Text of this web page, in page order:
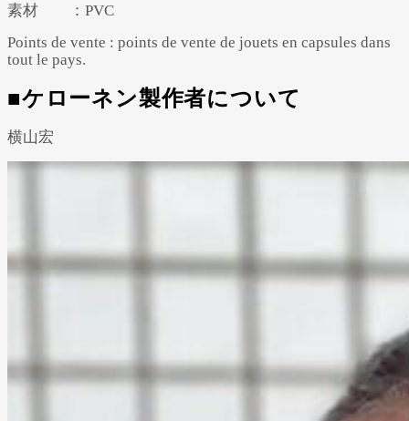
素材 ：PVC
Points de vente : points de vente de jouets en capsules dans
tout le pays.
■ケローネン製作者について
横山宏